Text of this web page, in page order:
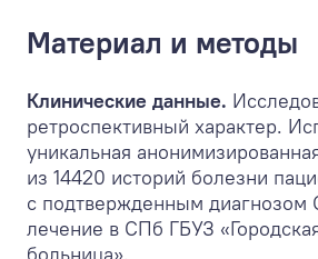
Материал и методы
Клинические данные.
ретроспективный характер.
уникальная
из 14420 историй болезни
с подтвержденным
лечение в СПб ГБУЗ
больница».